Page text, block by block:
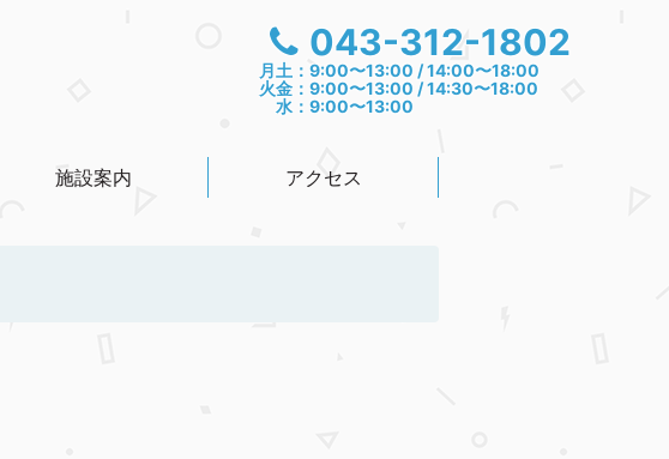
043-312-1802
月土：9:00〜13:00 / 14:00〜18:00
火金：9:00〜13:00 / 14:30〜18:00
水：9:00〜13:00
施設案内 アクセス